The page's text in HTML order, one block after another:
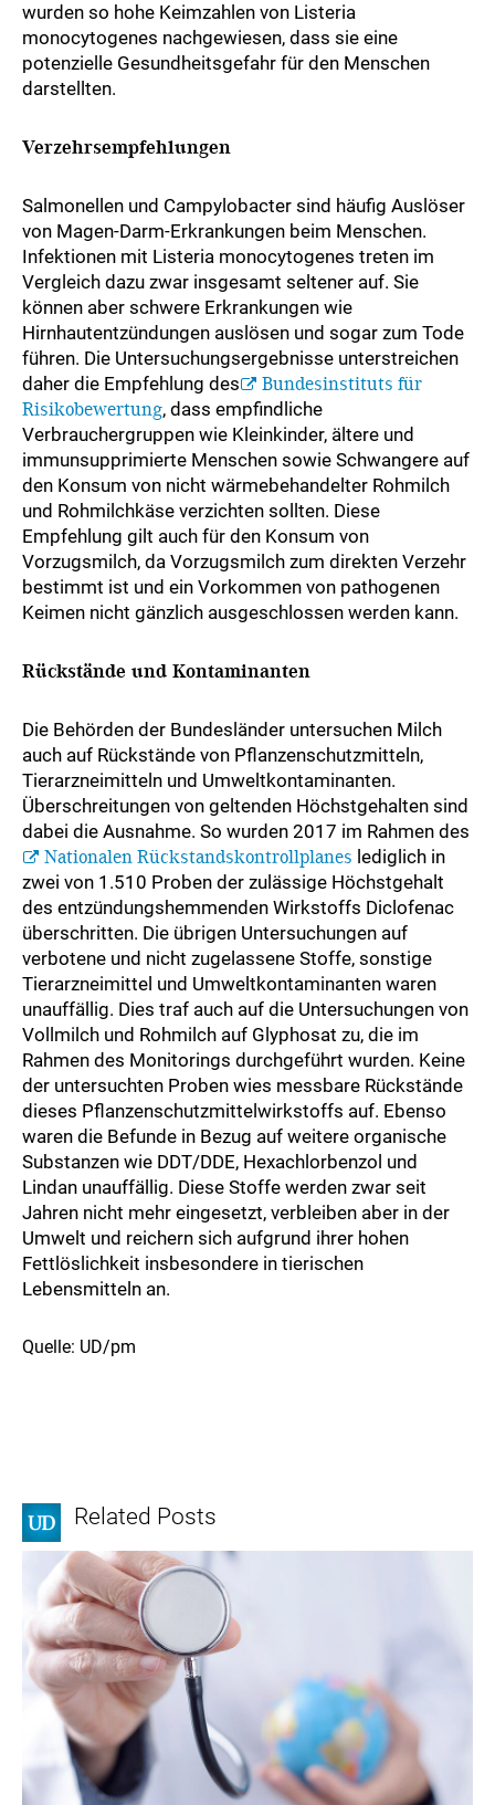
wurden so hohe Keimzahlen von Listeria
monocytogenes nachgewiesen, dass sie eine
potenzielle Gesundheitsgefahr für den Menschen
darstellten.
Verzehrsempfehlungen
Salmonellen und Campylobacter sind häufig Auslöser
von Magen-Darm-Erkrankungen beim Menschen.
Infektionen mit Listeria monocytogenes treten im
Vergleich dazu zwar insgesamt seltener auf. Sie
können aber schwere Erkrankungen wie
Hirnhautentzündungen auslösen und sogar zum Tode
führen. Die Untersuchungsergebnisse unterstreichen
daher die Empfehlung des
Bundesinstituts für
Risikobewertung, dass empfindliche
Verbrauchergruppen wie Kleinkinder, ältere und
immunsupprimierte Menschen sowie Schwangere auf
den Konsum von nicht wärmebehandelter Rohmilch
und Rohmilchkäse verzichten sollten. Diese
Empfehlung gilt auch für den Konsum von
Vorzugsmilch, da Vorzugsmilch zum direkten Verzehr
bestimmt ist und ein Vorkommen von pathogenen
Keimen nicht gänzlich ausgeschlossen werden kann.
Rückstände und Kontaminanten
Die Behörden der Bundesländer untersuchen Milch
auch auf Rückstände von Pflanzenschutzmitteln,
Tierarzneimitteln und Umweltkontaminanten.
Überschreitungen von geltenden Höchstgehalten sind
dabei die Ausnahme. So wurden 2017 im Rahmen des
Nationalen Rückstandskontrollplanes lediglich in
zwei von 1.510 Proben der zulässige Höchstgehalt
des entzündungshemmenden Wirkstoffs Diclofenac
überschritten. Die übrigen Untersuchungen auf
verbotene und nicht zugelassene Stoffe, sonstige
Tierarzneimittel und Umweltkontaminanten waren
unauffällig. Dies traf auch auf die Untersuchungen von
Vollmilch und Rohmilch auf Glyphosat zu, die im
Rahmen des Monitorings durchgeführt wurden. Keine
der untersuchten Proben wies messbare Rückstände
dieses Pflanzenschutzmittelwirkstoffs auf. Ebenso
waren die Befunde in Bezug auf weitere organische
Substanzen wie DDT/DDE, Hexachlorbenzol und
Lindan unauffällig. Diese Stoffe werden zwar seit
Jahren nicht mehr eingesetzt, verbleiben aber in der
Umwelt und reichern sich aufgrund ihrer hohen
Fettlöslichkeit insbesondere in tierischen
Lebensmitteln an.
Quelle: UD/pm
Related Posts